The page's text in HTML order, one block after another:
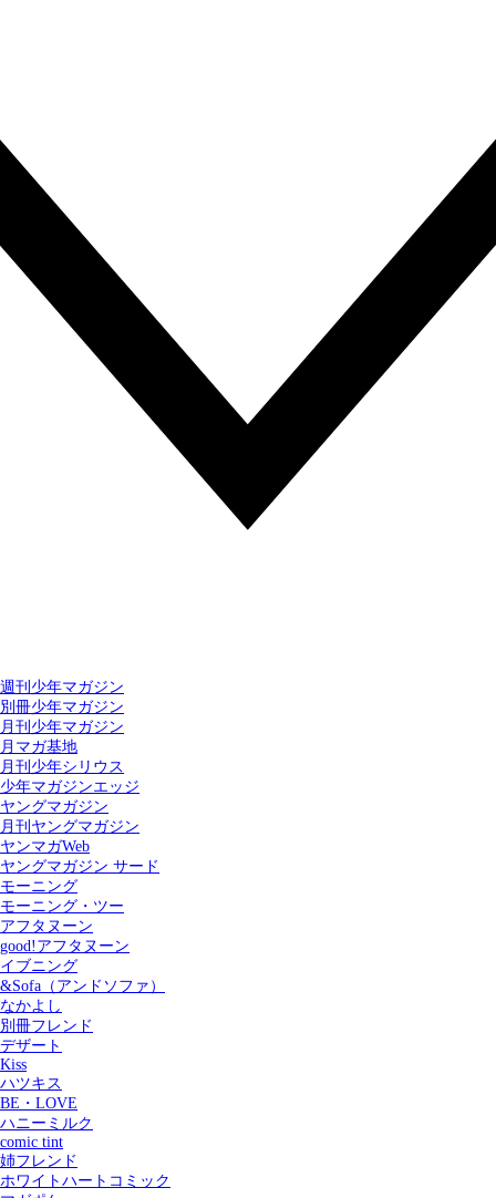
週刊少年マガジン
別冊少年マガジン
月刊少年マガジン
月マガ基地
月刊少年シリウス
少年マガジンエッジ
ヤングマガジン
月刊ヤングマガジン
ヤンマガWeb
ヤングマガジン サード
モーニング
モーニング・ツー
アフタヌーン
good!アフタヌーン
イブニング
&Sofa（アンドソファ）
なかよし
別冊フレンド
デザート
Kiss
ハツキス
BE・LOVE
ハニーミルク
comic tint
姉フレンド
ホワイトハートコミック